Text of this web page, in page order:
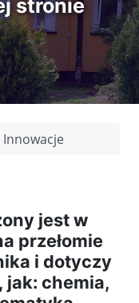
stronie
Innowacje
jest w
przełomie
i dotyczy
chemia,